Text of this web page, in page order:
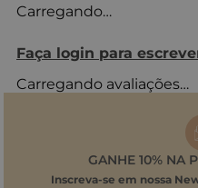
Carregando…
Faça login para
Carregando avaliações…
GANHE 10% NA
Inscreva-se em nossa